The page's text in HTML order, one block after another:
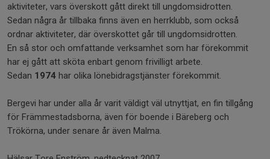
aktiviteter, vars överskott gått direkt till ungdomsidrotten.
Sedan några år tillbaka finns även en herrklubb, som också
ordnar aktiviteter, där överskottet går till ungdomsidrotten.
En så stor och omfattande verksamhet som har förekommit
har ej gått att sköta enbart genom frivilligt arbete.
Sedan 1974 har olika lönebidragstjänster förekommit.
Bergevi har under alla år varit väldigt väl utnyttjat, en fin tillgång
för Främmestadsborna, även för boende i Bäreberg och
Trökörna, under senare år även Malma.